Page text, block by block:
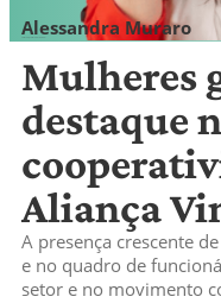
Alessandra Muraro
Mulheres
destaque
Aliança
A presença crescente
e no quadro de
setor e no movimento